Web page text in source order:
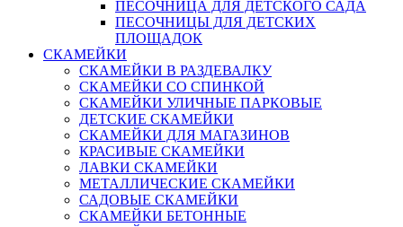
ПЕСОЧНИЦА ДЛЯ ДЕТСКОГО САДА
ПЕСОЧНИЦЫ ДЛЯ ДЕТСКИХ
ПЛОЩАДОК
СКАМЕЙКИ
СКАМЕЙКИ В РАЗДЕВАЛКУ
СКАМЕЙКИ СО СПИНКОЙ
СКАМЕЙКИ УЛИЧНЫЕ ПАРКОВЫЕ
ДЕТСКИЕ СКАМЕЙКИ
СКАМЕЙКИ ДЛЯ МАГАЗИНОВ
КРАСИВЫЕ СКАМЕЙКИ
ЛАВКИ СКАМЕЙКИ
МЕТАЛЛИЧЕСКИЕ СКАМЕЙКИ
САДОВЫЕ СКАМЕЙКИ
СКАМЕЙКИ БЕТОННЫЕ